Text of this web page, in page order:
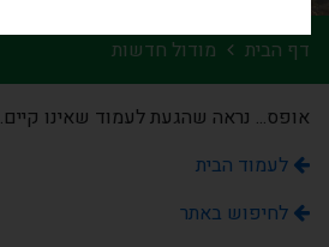
דף הבית מודול חדשות
אופס... נראה שהגעת לעמוד שאינו קיים.
לעמוד הבית
לחיפוש באתר